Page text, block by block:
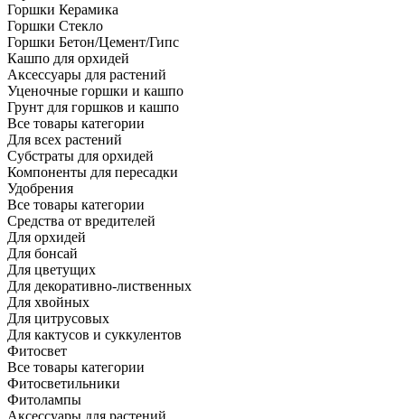
Горшки Керамика
Горшки Стекло
Горшки Бетон/Цемент/Гипс
Кашпо для орхидей
Аксессуары для растений
Уценочные горшки и кашпо
Грунт для горшков и кашпо
Все товары категории
Для всех растений
Субстраты для орхидей
Компоненты для пересадки
Удобрения
Все товары категории
Средства от вредителей
Для орхидей
Для бонсай
Для цветущих
Для декоративно-лиственных
Для хвойных
Для цитрусовых
Для кактусов и суккулентов
Фитосвет
Все товары категории
Фитосветильники
Фитолампы
Аксессуары для растений